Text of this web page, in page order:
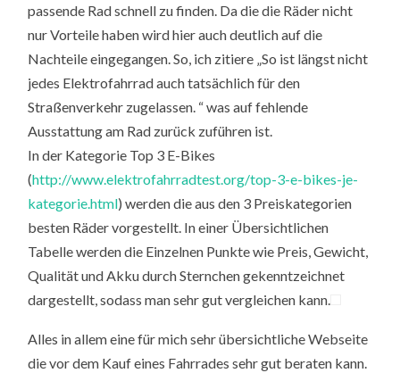
passende Rad schnell zu finden. Da die die Räder nicht
nur Vorteile haben wird hier auch deutlich auf die
Nachteile eingegangen. So, ich zitiere „So ist längst nicht
jedes Elektrofahrrad auch tatsächlich für den
Straßenverkehr zugelassen. “ was auf fehlende
Ausstattung am Rad zurück zuführen ist.
In der Kategorie Top 3 E-Bikes
(http://www.elektrofahrradtest.org/top-3-e-bikes-je-
kategorie.html) werden die aus den 3 Preiskategorien
besten Räder vorgestellt. In einer Übersichtlichen
Tabelle werden die Einzelnen Punkte wie Preis, Gewicht,
Qualität und Akku durch Sternchen gekenntzeichnet
dargestellt, sodass man sehr gut vergleichen kann.
Alles in allem eine für mich sehr übersichtliche Webseite
die vor dem Kauf eines Fahrrades sehr gut beraten kann.